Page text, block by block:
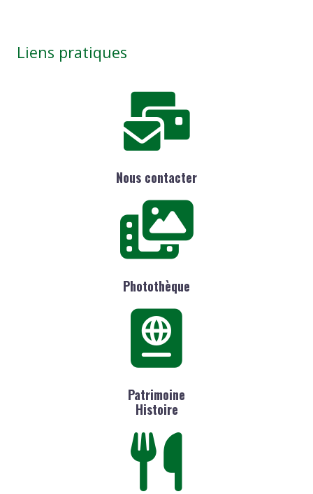
Liens pratiques
Nous contacter
Photothèque
Patrimoine
Histoire